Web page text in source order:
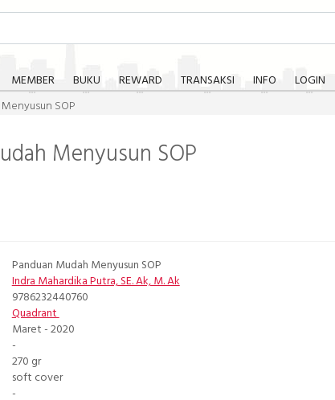
MEMBER BUKU REWARD TRANSAKSI INFO
LOGIN
SOP
Menyusun SOP
Panduan Mudah Menyusun SOP
Indra Mahardika Putra, SE. Ak, M. Ak
9786232440760
Quadrant
Maret - 2020
-
270 gr
soft cover
-